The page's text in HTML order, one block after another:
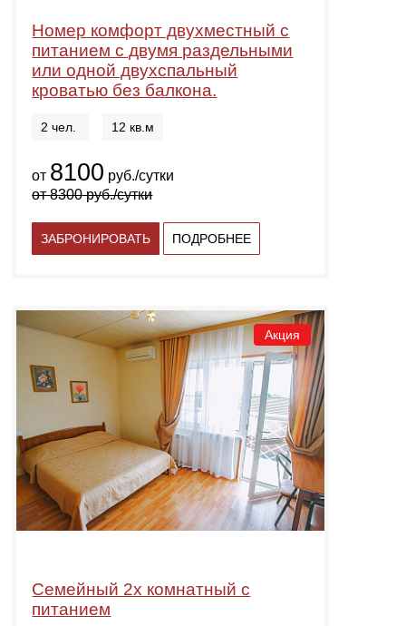
Номер комфорт двухместный с
питанием с двумя раздельными
или одной двухспальный
кроватью без балкона.
2 чел. 12 кв.м
от 8100 руб./сутки
от8300руб./сутки
ЗАБРОНИРОВАТЬ ПОДРОБНЕЕ
Акция
Семейный 2х комнатный с
питанием